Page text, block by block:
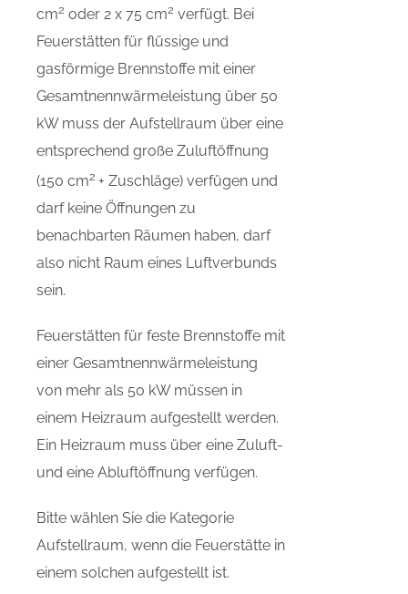
cm2 oder 2 x 75 cm2 verfügt. Bei
Feuerstätten für flüssige und
gasförmige Brennstoffe mit einer
Gesamtnennwärmeleistung über 50
kW muss der Aufstellraum über eine
entsprechend große Zuluftöffnung
(150 cm2 + Zuschläge) verfügen und
darf keine Öffnungen zu
benachbarten Räumen haben, darf
also nicht Raum eines Luftverbunds
sein.
Feuerstätten für feste Brennstoffe mit
einer Gesamtnennwärmeleistung
von mehr als 50 kW müssen in
einem Heizraum aufgestellt werden.
Ein Heizraum muss über eine Zuluft-
und eine Abluftöffnung verfügen.
Bitte wählen Sie die Kategorie
Aufstellraum, wenn die Feuerstätte in
einem solchen aufgestellt ist.